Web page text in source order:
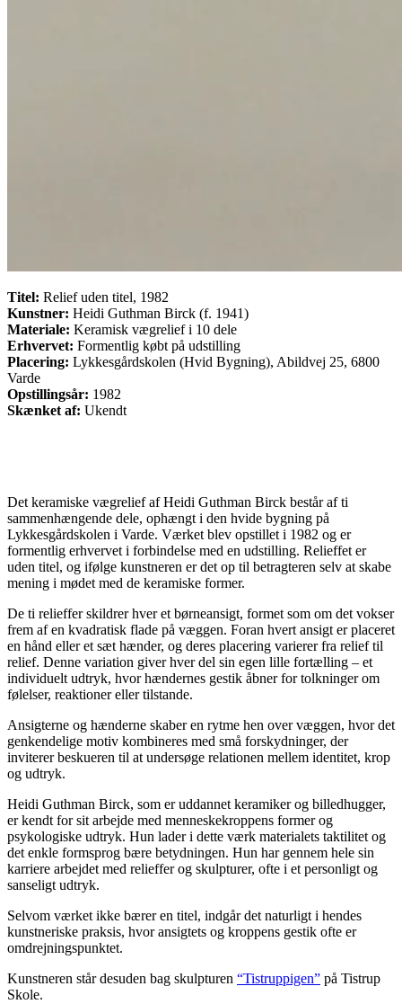
Titel: Relief uden titel, 1982
Kunstner: Heidi Guthman Birck (f. 1941)
Materiale: Keramisk vægrelief i 10 dele
Erhvervet: Formentlig købt på udstilling
Placering: Lykkesgårdskolen (Hvid Bygning), Abildvej 25, 6800
Varde
Opstillingsår: 1982
Skænket af: Ukendt
Det keramiske vægrelief af Heidi Guthman Birck består af ti
sammenhængende dele, ophængt i den hvide bygning på
Lykkesgårdskolen i Varde. Værket blev opstillet i 1982 og er
formentlig erhvervet i forbindelse med en udstilling. Relieffet er
uden titel, og ifølge kunstneren er det op til betragteren selv at skabe
mening i mødet med de keramiske former.
De ti relieffer skildrer hver et børneansigt, formet som om det vokser
frem af en kvadratisk flade på væggen. Foran hvert ansigt er placeret
en hånd eller et sæt hænder, og deres placering varierer fra relief til
relief. Denne variation giver hver del sin egen lille fortælling – et
individuelt udtryk, hvor hændernes gestik åbner for tolkninger om
følelser, reaktioner eller tilstande.
Ansigterne og hænderne skaber en rytme hen over væggen, hvor det
genkendelige motiv kombineres med små forskydninger, der
inviterer beskueren til at undersøge relationen mellem identitet, krop
og udtryk.
Heidi Guthman Birck, som er uddannet keramiker og billedhugger,
er kendt for sit arbejde med menneskekroppens former og
psykologiske udtryk. Hun lader i dette værk materialets taktilitet og
det enkle formsprog bære betydningen. Hun har gennem hele sin
karriere arbejdet med relieffer og skulpturer, ofte i et personligt og
sanseligt udtryk.
Selvom værket ikke bærer en titel, indgår det naturligt i hendes
kunstneriske praksis, hvor ansigtets og kroppens gestik ofte er
omdrejningspunktet.
Kunstneren står desuden bag skulpturen “Tistruppigen” på Tistrup
Skole.